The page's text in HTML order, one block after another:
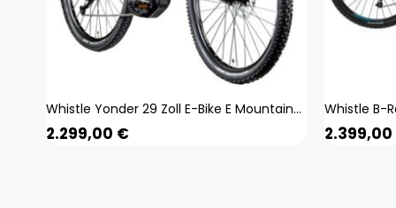
Whistle Yonder 29 Zoll E-Bike E Mountainbike Hardtail MTB Yamaha Pedelec Bike
2.299,00 € 2.399,00